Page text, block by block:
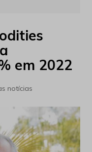
em 2022
notícias